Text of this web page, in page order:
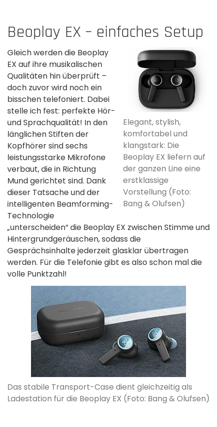
Beoplay EX – einfaches Setup
Elegant, stylish,
komfortabel und
klangstark: Die
Beoplay EX liefern auf
der ganzen Line eine
erstklassige
Vorstellung (Foto:
Bang & Olufsen)
Gleich werden die Beoplay
EX auf ihre musikalischen
Qualitäten hin überprüft –
doch zuvor wird noch ein
bisschen telefoniert. Dabei
stelle ich fest: perfekte Hör-
und Sprachqualität! In den
länglichen Stiften der
Kopfhörer sind sechs
leistungsstarke Mikrofone
verbaut, die in Richtung
Mund gerichtet sind. Dank
dieser Tatsache und der
intelligenten Beamforming-
Technologie
„unterscheiden“ die Beoplay EX zwischen Stimme und
Hintergrundgeräuschen, sodass die
Gesprächsinhalte jederzeit glasklar übertragen
werden. Für die Telefonie gibt es also schon mal die
volle Punktzahl!
Das stabile Transport-Case dient gleichzeitig als
Ladestation für die Beoplay EX (Foto: Bang & Olufsen)